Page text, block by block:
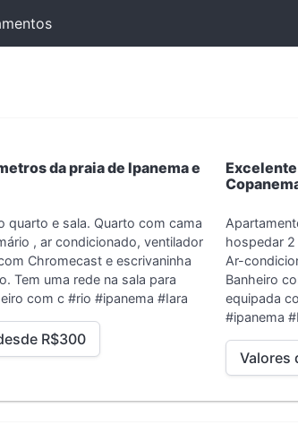
da praia de Ipanema e
quarto e sala. Quarto com cama
, ar condicionado, ventilador
Chromecast e escrivaninha
Tem uma rede na sala para
com c#rio #ipanema #Iara
R$300
hospedar 2
Ar-
Banheiro
equipada
#ipanema
Valores